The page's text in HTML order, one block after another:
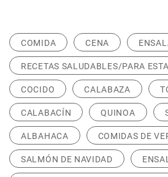
COMIDA CENA
RECETAS SALUDABLES/PARA
COCIDO CALABAZA
CALABACÍN QUINOA
ALBAHACA COMIDAS DE
SALMÓN DE NAVIDAD